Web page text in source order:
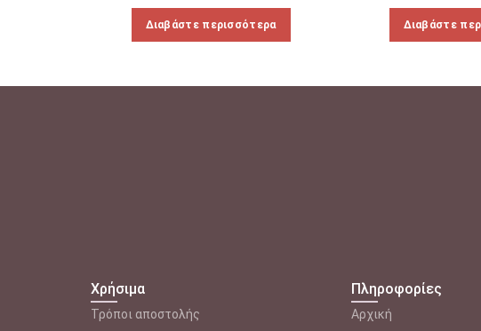
Διαβάστε περισσότερα Διαβάστε
Χρήσιμα
Τρόποι αποστολής
Πληροφορίες
Αρχική